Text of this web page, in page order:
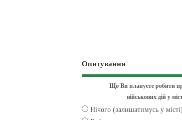
Опитування
Що Ви плануєте робити
військових дій у
Нічого (залишатимусь у місті)